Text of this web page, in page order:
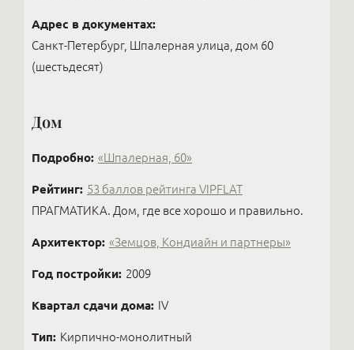
Адрес в документах:
Санкт-Петербург, Шпалерная улица, дом 60
(шестьдесят)
Дом
Подробно: «Шпалерная, 60»
Рейтинг: 53 баллов рейтинга VIPFLAT
ПРАГМАТИКА. Дом, где все хорошо и правильно.
Архитектор: «Земцов, Кондиайн и партнеры»
Год постройки: 2009
Квартал сдачи дома: IV
Тип: Кирпично-монолитный